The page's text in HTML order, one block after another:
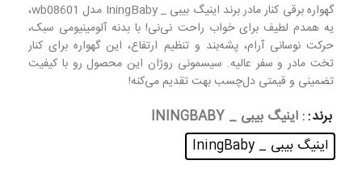
گهواره برقی کنار مادر برند اینیگ بیبی _ IningBaby مدل wb08601،
یه همدم لطیف برای خواب راحت نی‌نی! با بدنه آلومینیومی سبک،
حرکت نوسانی آرام، پشه‌بند و تنظیم ارتفاع، این گهواره برای کنار
تخت مادر و سفر عالیه. سیسمونی روژان این محصول رو با کیفیت
تضمینی و قیمتی دل‌چسب بهت تقدیم می‌کنه!
برند : اینیگ بیبی _ ININGBABY
اینیگ بیبی _ IningBaby